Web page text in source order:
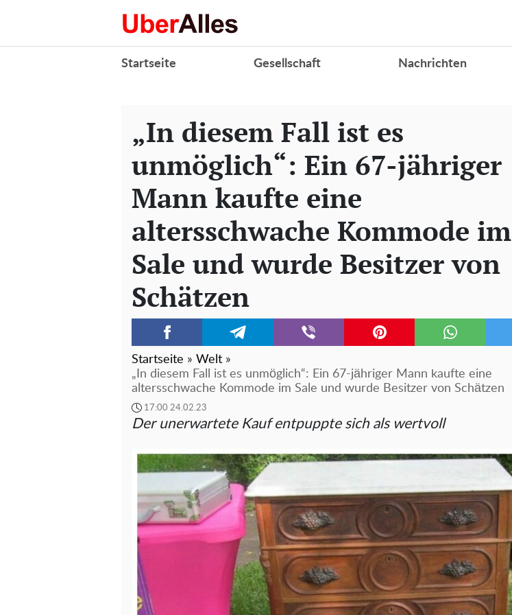
Startseite Gesellschaft Nachrichten
„In diesem Fall ist es
unmöglich“: Ein 67-jähriger
Mann kaufte eine
altersschwache Kommode im
Sale und wurde Besitzer von
Schätzen
Startseite » Welt »
„In diesem Fall ist es unmöglich“: Ein 67-jähriger Mann kaufte eine
altersschwache Kommode im Sale und wurde Besitzer von Schätzen
17:00 24.02.23
Der unerwartete Kauf entpuppte sich als wertvoll